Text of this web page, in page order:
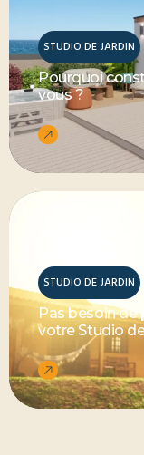
STUDIO DE JARDIN
Pourquoi
vous ?
STUDIO DE JARDIN
Pas besoin
votre Studio